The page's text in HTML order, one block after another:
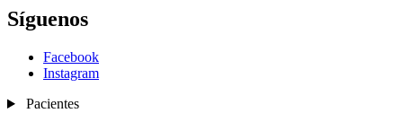
Síguenos
Facebook
Instagram
Pacientes